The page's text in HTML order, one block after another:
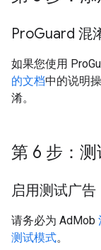
ProGuard 混
如果您使用
的文档中的说明
淆。
第 6 步：
启用测试广告
请务必为 AdMob
测试模式。